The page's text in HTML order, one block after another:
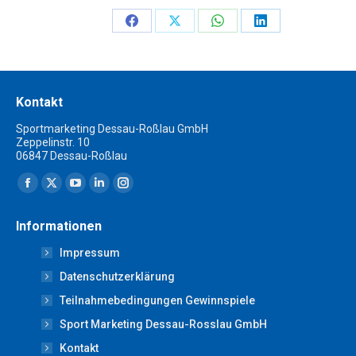
ShareShareShareShare
Kontakt
Sportmarketing Dessau-Roßlau GmbH
Zeppelinstr. 10
06847 Dessau-Roßlau
Finden Sie uns auf:
Facebook
opens
new
window
X
opens
in
new
window
YouTube
opens
in
new
window
Linkedin
opens
in
new
window
Instagram
new
window
Informationen
Impressum
Datenschutzerklärung
Teilnahmebedingungen Gewinnspiele
Sport Marketing Dessau-Rosslau GmbH
Kontakt